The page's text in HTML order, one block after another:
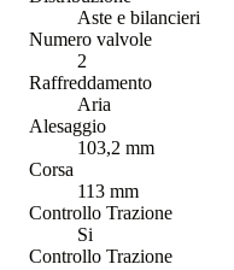
Aste e bilancieri
Numero valvole
2
Raffreddamento
Aria
Alesaggio
103,2 mm
Corsa
113 mm
Controllo Trazione
Si
Controllo Trazione